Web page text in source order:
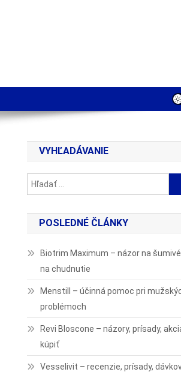
VYHĽADÁVANIE
POSLEDNÉ ČLÁNKY
Biotrim Maximum – názor na
na chudnutie
Menstill – účinná pomoc pri
problémoch
Revi Bloscone – názory, prísady,
kúpiť
Vesselivit – recenzie, prísady,